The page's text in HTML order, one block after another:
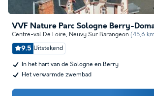
Centre-val De Loire, Neuvy Sur Barangeon (45,6
9.5 Uitstekend
In het hart van de Sologne en Berry
Het verwarmde zwembad